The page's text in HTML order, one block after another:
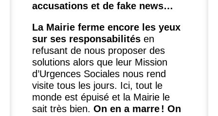
accusations et de fake news…
La Mairie ferme encore les yeux
sur ses responsabilitésen
refusant de nous proposer des
solutions alors que leur Mission
d’Urgences Sociales nous rend
visite tous les jours. Ici, tout le
monde est épuisé et la Mairie le
sait très bien. On en a marre! On